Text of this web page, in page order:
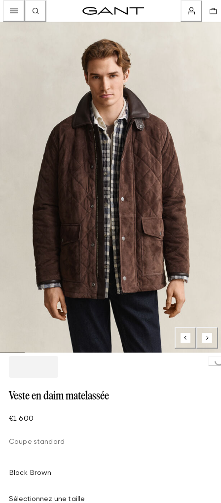
Loading...
Veste en daim matelassée
€1 600
Coupe standard
Black Brown
Sélectionnez une taille